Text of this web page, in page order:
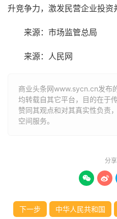
升竞争力， 激发 民营企业投资
来源：市场监管总局
来源：人民网
商业头条网www.sycn.cn发布
均转载自其它平台，目的在于
赞同其观点和对其真实性负责
空间服务。
分
 
下一步 中华人民共和国